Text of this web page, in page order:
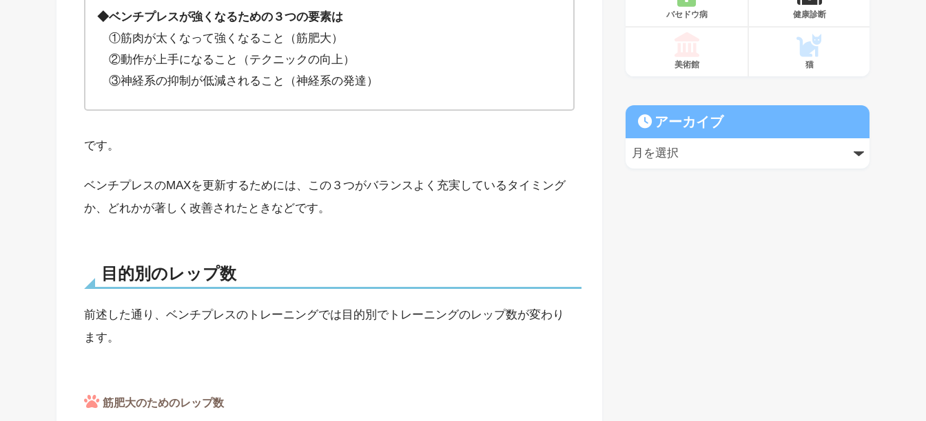
◆ベンチプレスが強くなるための３つの要素は
①筋肉が太くなって強くなること（筋肥大）
②動作が上手になること（テクニックの向上）
③神経系の抑制が低減されること（神経系の発達）
です。
ベンチプレスのMAXを更新するためには、この３つがバランスよく充実しているタイミング
か、どれかが著しく改善されたときなどです。
目的別のレップ数
前述した通り、ベンチプレスのトレーニングでは目的別でトレーニングのレップ数が変わり
ます。
筋肥大のためのレップ数
バセドウ病 健康診断
美術館 猫
アーカイブ